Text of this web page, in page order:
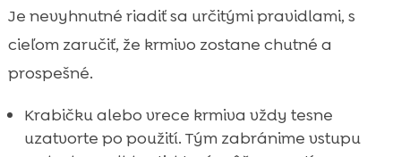
Je nevyhnutné riadiť sa určitými pravidlami, s
cieľom zaručiť, že krmivo zostane chutné a
prospešné.
Krabičku alebo vrece krmiva vždy tesne
uzatvorte po použití. Tým zabránime vstupu